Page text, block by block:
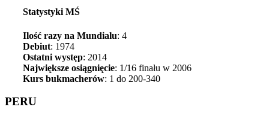
Statystyki MŚ
Ilość razy na Mundialu: 4
Debiut: 1974
Ostatni występ: 2014
Największe osiągnięcie: 1/16 finału w 2006
Kurs bukmacherów: 1 do 200-340
PERU